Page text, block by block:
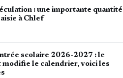
: une importante quantité
à Chlef
scolaire 2026-2027 : le
modifie le calendrier, voici les